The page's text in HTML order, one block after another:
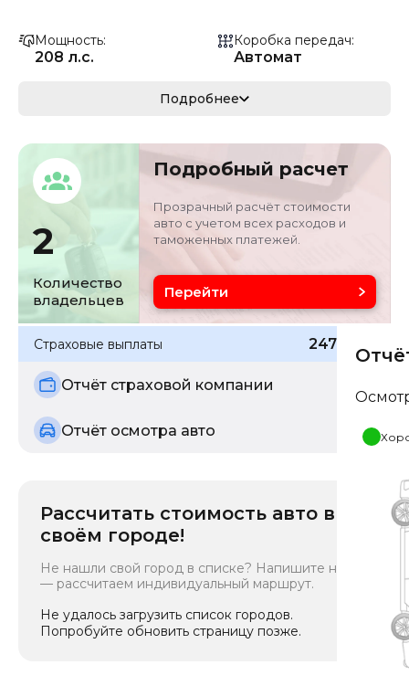
Мощность
208 л.с.
Коробка передач
Автомат
Среднеразмерный
Объём двигателя
2 л Синий
Подробнее
2
Количество
владельцев
Подробный расчет
Прозрачный расчёт стоимости
авто с учетом всех расходов и
таможенных платежей.
Перейти
Страховые выплаты 247 010
Отчёт страховой компании
Отчёт осмотра авто
Рассчитать стоимость авто в
своём городе!
Не нашли свой город в списке? Напишите нам
— рассчитаем индивидуальный маршрут.
Не удалось загрузить список городов.
Попробуйте обновить страницу позже.